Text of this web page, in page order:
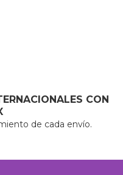
CON
de cada envío.